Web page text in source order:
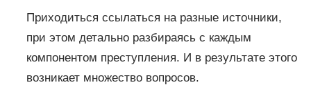
Приходиться ссылаться на разные источники,
при этом детально разбираясь с каждым
компонентом преступления. И в результате этого
возникает множество вопросов.